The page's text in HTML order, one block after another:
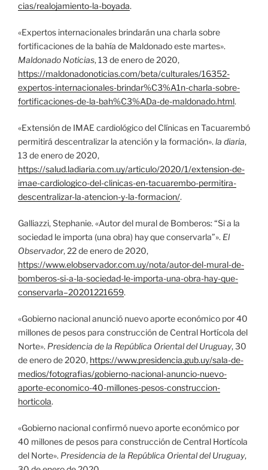
cias/realojamiento-la-boyada.
«Expertos internacionales brindarán una charla sobre
fortificaciones de la bahía de Maldonado este martes».
Maldonado Noticias, 13 de enero de 2020,
https://maldonadonoticias.com/beta/culturales/16352-
expertos-internacionales-brindar%C3%A1n-charla-sobre-
fortificaciones-de-la-bah%C3%ADa-de-maldonado.html.
«Extensión de IMAE cardiológico del Clínicas en Tacuarembó
permitirá descentralizar la atención y la formación». la diaria,
13 de enero de 2020,
https://salud.ladiaria.com.uy/articulo/2020/1/extension-de-
imae-cardiologico-del-clinicas-en-tacuarembo-permitira-
descentralizar-la-atencion-y-la-formacion/.
Galliazzi, Stephanie. «Autor del mural de Bomberos: “Si a la
sociedad le importa (una obra) hay que conservarla”». El
Observador, 22 de enero de 2020,
https://www.elobservador.com.uy/nota/autor-del-mural-de-
bomberos-si-a-la-sociedad-le-importa-una-obra-hay-que-
conservarla–20201221659.
«Gobierno nacional anunció nuevo aporte económico por 40
millones de pesos para construcción de Central Hortícola del
Norte». Presidencia de la República Oriental del Uruguay, 30
de enero de 2020, https://www.presidencia.gub.uy/sala-de-
medios/fotografias/gobierno-nacional-anuncio-nuevo-
aporte-economico-40-millones-pesos-construccion-
horticola.
«Gobierno nacional confirmó nuevo aporte económico por
40 millones de pesos para construcción de Central Hortícola
del Norte». Presidencia de la República Oriental del Uruguay,